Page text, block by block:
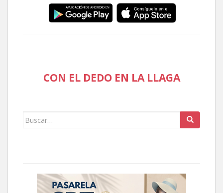
CON EL DEDO EN LA LLAGA
Buscar: